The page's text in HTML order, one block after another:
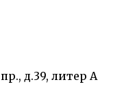
д.39, литер А